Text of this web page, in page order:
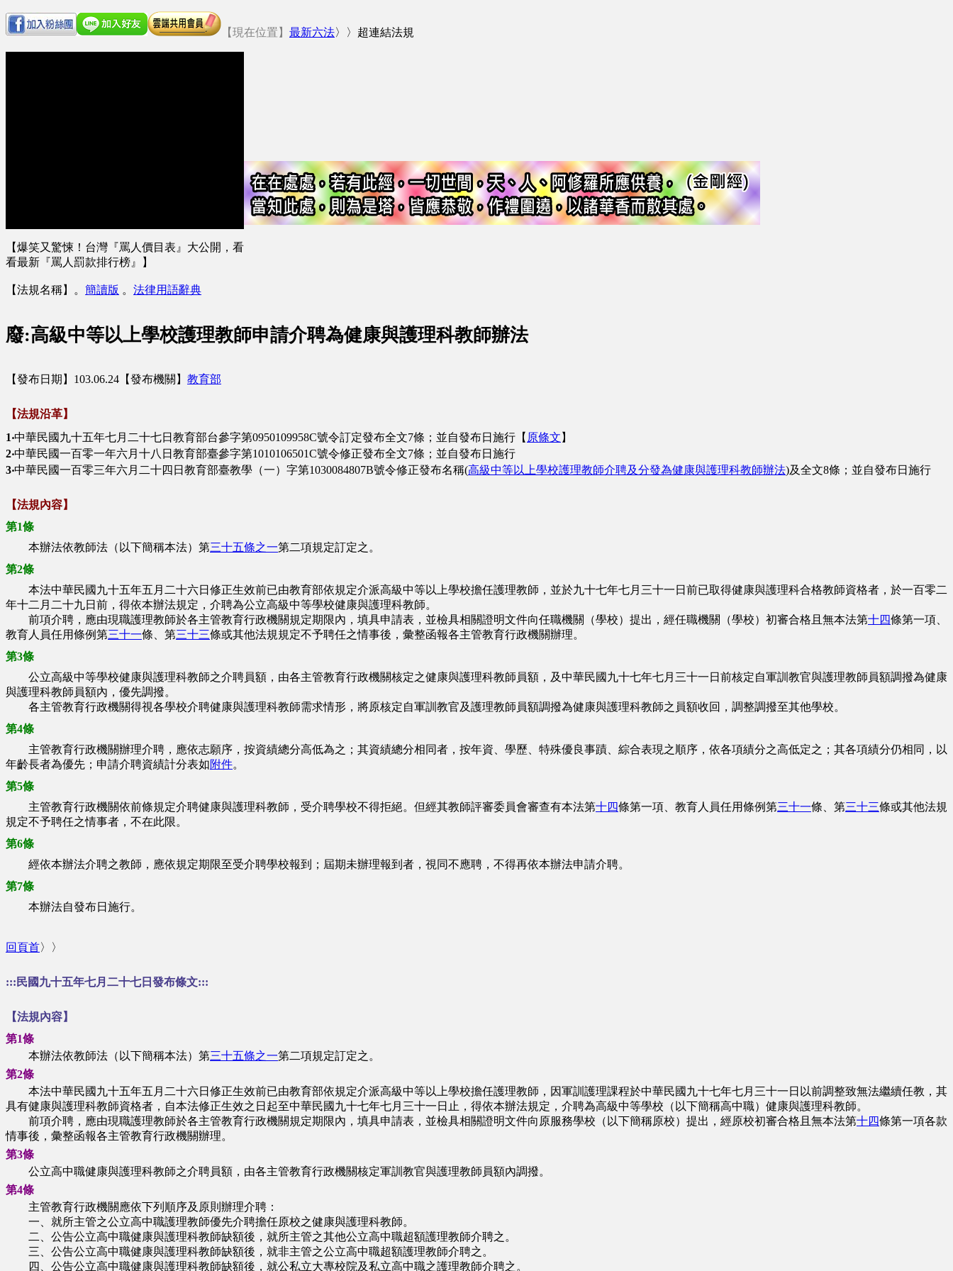
【現在位置】 最新六法〉〉超連結法規
【爆笑又驚悚！台灣『罵人價目表』大公開，看
看最新『罵人罰款排行榜』】
【法規名稱】 。 簡讀版 。 法律用語辭典
廢:高級中等以上學校護理教師申請介聘為健康與護理科教師辦法
【發布日期】103.06.24【發布機關】 教育部
【法規沿革】
1‧中華民國九十五年七月二十七日教育部台參字第0950109958C號令訂定發布全文7條；並自發布日施行【 原條文 】
2‧中華民國一百零一年六月十八日教育部臺參字第1010106501C號令修正發布全文7條；並自發布日施行
3‧中華民國一百零三年六月二十四日教育部臺教學（一）字第1030084807B號令修正發布名稱(高級中等以上學校護理教師介聘及分發為健康與護理科教師辦法)及全文8條；並自發布日施行
【法規內容】
第1條
本辦法依教師法（以下簡稱本法）第三十五條之一第二項規定訂定之。
第2條
本法中華民國九十五年五月二十六日修正生效前已由教育部依規定介派高級中等以上學校擔任護理教師，並於九十七年七月三十一日前已取得健康與護理科合格教師資格者，於一百零二
年十二月二十九日前，得依本辦法規定，介聘為公立高級中等學校健康與護理科教師。
前項介聘，應由現職護理教師於各主管教育行政機關規定期限內，填具申請表，並檢具相關證明文件向任職機關（學校）提出，經任職機關（學校）初審合格且無本法第十四條第一項、
教育人員任用條例第三十一條、第三十三條或其他法規規定不予聘任之情事後，彙整函報各主管教育行政機關辦理。
第3條
公立高級中等學校健康與護理科教師之介聘員額，由各主管教育行政機關核定之健康與護理科教師員額，及中華民國九十七年七月三十一日前核定自軍訓教官與護理教師員額調撥為健康
與護理科教師員額內，優先調撥。
各主管教育行政機關得視各學校介聘健康與護理科教師需求情形，將原核定自軍訓教官及護理教師員額調撥為健康與護理科教師之員額收回，調整調撥至其他學校。
第4條
主管教育行政機關辦理介聘，應依志願序，按資績總分高低為之；其資績總分相同者，按年資、學歷、特殊優良事蹟、綜合表現之順序，依各項績分之高低定之；其各項績分仍相同，以
年齡長者為優先；申請介聘資績計分表如附件。
第5條
主管教育行政機關依前條規定介聘健康與護理科教師，受介聘學校不得拒絕。但經其教師評審委員會審查有本法第十四條第一項、教育人員任用條例第三十一條、第三十三條或其他法規
規定不予聘任之情事者，不在此限。
第6條
經依本辦法介聘之教師，應依規定期限至受介聘學校報到；屆期未辦理報到者，視同不應聘，不得再依本辦法申請介聘。
第7條
本辦法自發布日施行。
回頁首〉〉
:::民國九十五年七月二十七日發布條文:::
【法規內容】
第1條
本辦法依教師法（以下簡稱本法）第三十五條之一第二項規定訂定之。
第2條
本法中華民國九十五年五月二十六日修正生效前已由教育部依規定介派高級中等以上學校擔任護理教師，因軍訓護理課程於中華民國九十七年七月三十一日以前調整致無法繼續任教，其
具有健康與護理科教師資格者，自本法修正生效之日起至中華民國九十七年七月三十一日止，得依本辦法規定，介聘為高級中等學校（以下簡稱高中職）健康與護理科教師。
前項介聘，應由現職護理教師於各主管教育行政機關規定期限內，填具申請表，並檢具相關證明文件向原服務學校（以下簡稱原校）提出，經原校初審合格且無本法第十四條第一項各款
情事後，彙整函報各主管教育行政機關辦理。
第3條
公立高中職健康與護理科教師之介聘員額，由各主管教育行政機關核定軍訓教官與護理教師員額內調撥。
第4條
主管教育行政機關應依下列順序及原則辦理介聘：
一、就所主管之公立高中職護理教師優先介聘擔任原校之健康與護理科教師。
二、公告公立高中職健康與護理科教師缺額後，就所主管之其他公立高中職超額護理教師介聘之。
三、公告公立高中職健康與護理科教師缺額後，就非主管之公立高中職超額護理教師介聘之。
四、公告公立高中職健康與護理科教師缺額後，就公私立大專校院及私立高中職之護理教師介聘之。